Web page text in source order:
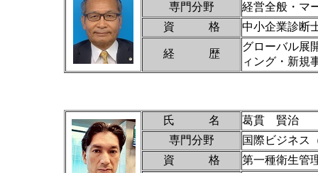
専門分野
経営全般・マ
資 格
中小企業診断
経 歴
グローバル展
ィング・新規
氏 名
葛貫 賢治
専門分野
国際ビジネス
資 格
第一種衛生管